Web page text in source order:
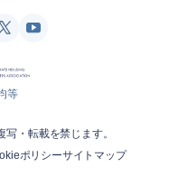
等
・転載を禁じます。
ポリシーサイトマップ